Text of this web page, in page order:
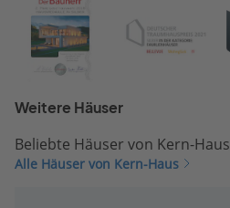
Weitere Häuser
Beliebte Häuser von Kern-Haus
Alle Häuser von Kern-Haus